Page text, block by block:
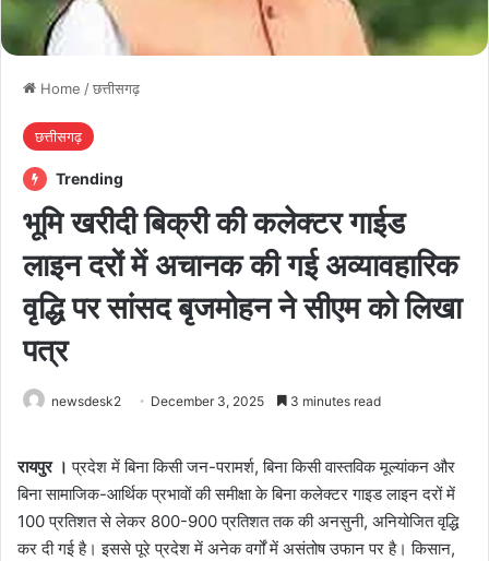
Home /छत्तीसगढ़
छत्तीसगढ़
Trending
भूमि खरीदी बिक्री की कलेक्टर गाईड
लाइन दरों में अचानक की गई अव्यावहारिक
वृद्धि पर सांसद बृजमोहन ने सीएम को लिखा
पत्र
newsdesk2 December 3, 2025 3 minutes read
रायपुर । प्रदेश में बिना किसी जन-परामर्श, बिना किसी वास्तविक मूल्यांकन और
बिना सामाजिक-आर्थिक प्रभावों की समीक्षा के बिना कलेक्टर गाइड लाइन दरों में
100 प्रतिशत से लेकर 800-900 प्रतिशत तक की अनसुनी, अनियोजित वृद्धि
कर दी गई है। इससे पूरे प्रदेश में अनेक वर्गों में असंतोष उफान पर है। किसान,